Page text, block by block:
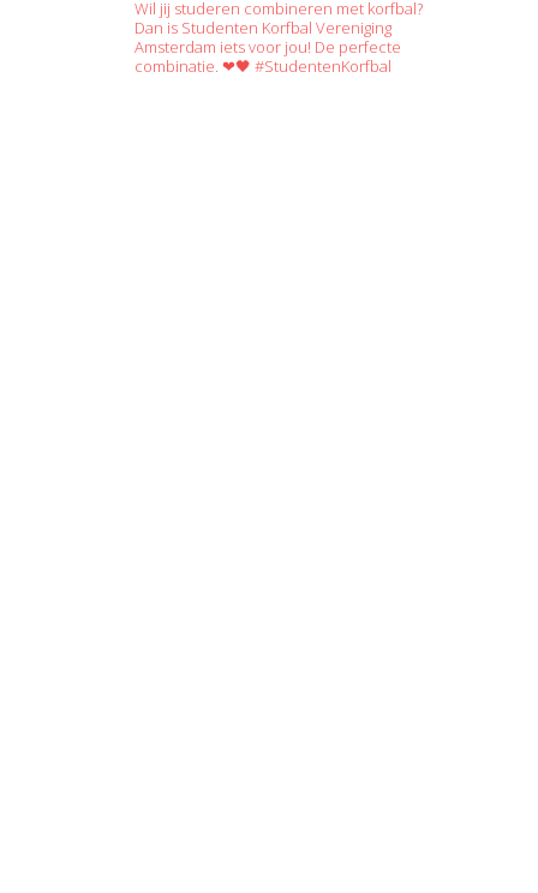
Wil jij studeren combineren met korfbal?
Dan is Studenten Korfbal Vereniging
Amsterdam iets voor jou! De perfecte
combinatie. ❤🖤 #StudentenKorfbal